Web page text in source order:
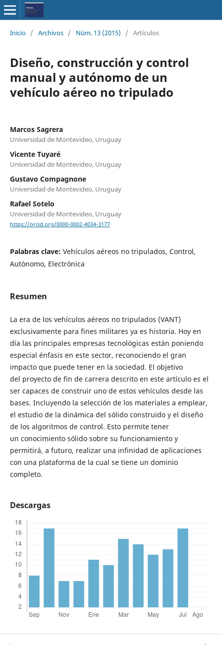
Inicio / Archivos / Núm. 13 (2015) / Artículos
Diseño, construcción y control
manual y autónomo de un
vehículo aéreo no tripulado
Marcos Sagrera
Universidad de Montevideo, Uruguay
Vicente Tuyaré
Universidad de Montevideo, Uruguay
Gustavo Compagnone
Universidad de Montevideo, Uruguay
Rafael Sotelo
Universidad de Montevideo, Uruguay
https://orcid.org/0000-0002-4034-3177
Palabras clave: Vehículos aéreos no tripulados, Control,
Autónomo, Electrónica
Resumen
La era de los vehículos aéreos no tripulados (VANT)
exclusivamente para fines militares ya es historia. Hoy en
día las principales empresas tecnológicas están poniendo
especial énfasis en este sector, reconociendo el gran
impacto que puede tener en la sociedad. El objetivo
del proyecto de fin de carrera descrito en este artículo es el
ser capaces de construir uno de estos vehículos desde las
bases. Incluyendo la selección de los materiales a emplear,
el estudio de la dinámica del sólido construido y el diseño
de los algoritmos de control. Esto permite tener
un conocimiento sólido sobre su funcionamiento y
permitirá, a futuro, realizar una infinidad de aplicaciones
con una plataforma de la cual se tiene un dominio
completo.
Descargas